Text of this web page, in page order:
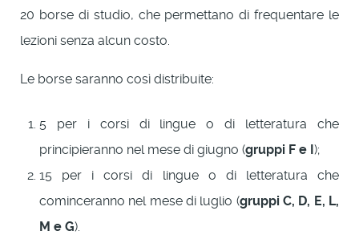
20 borse di studio, che permettano di frequentare le
lezioni senza alcun costo.
Le borse saranno così distribuite:
5 per i corsi di lingue o di letteratura che
principieranno nel mese di giugno (gruppi F e I);
15 per i corsi di lingue o di letteratura che
cominceranno nel mese di luglio (gruppi C, D, E, L,
M e G).